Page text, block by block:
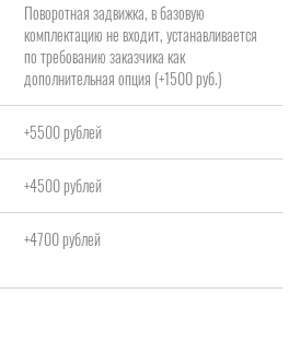
Поворотная задвижка, в базовую
комплектацию не входит, устанавливается
по требованию заказчика как
дополнительная опция (+1500 руб.)
+5500 рублей
+4500 рублей
+4700 рублей